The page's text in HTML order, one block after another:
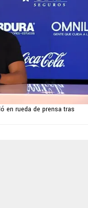
en rueda de prensa tras